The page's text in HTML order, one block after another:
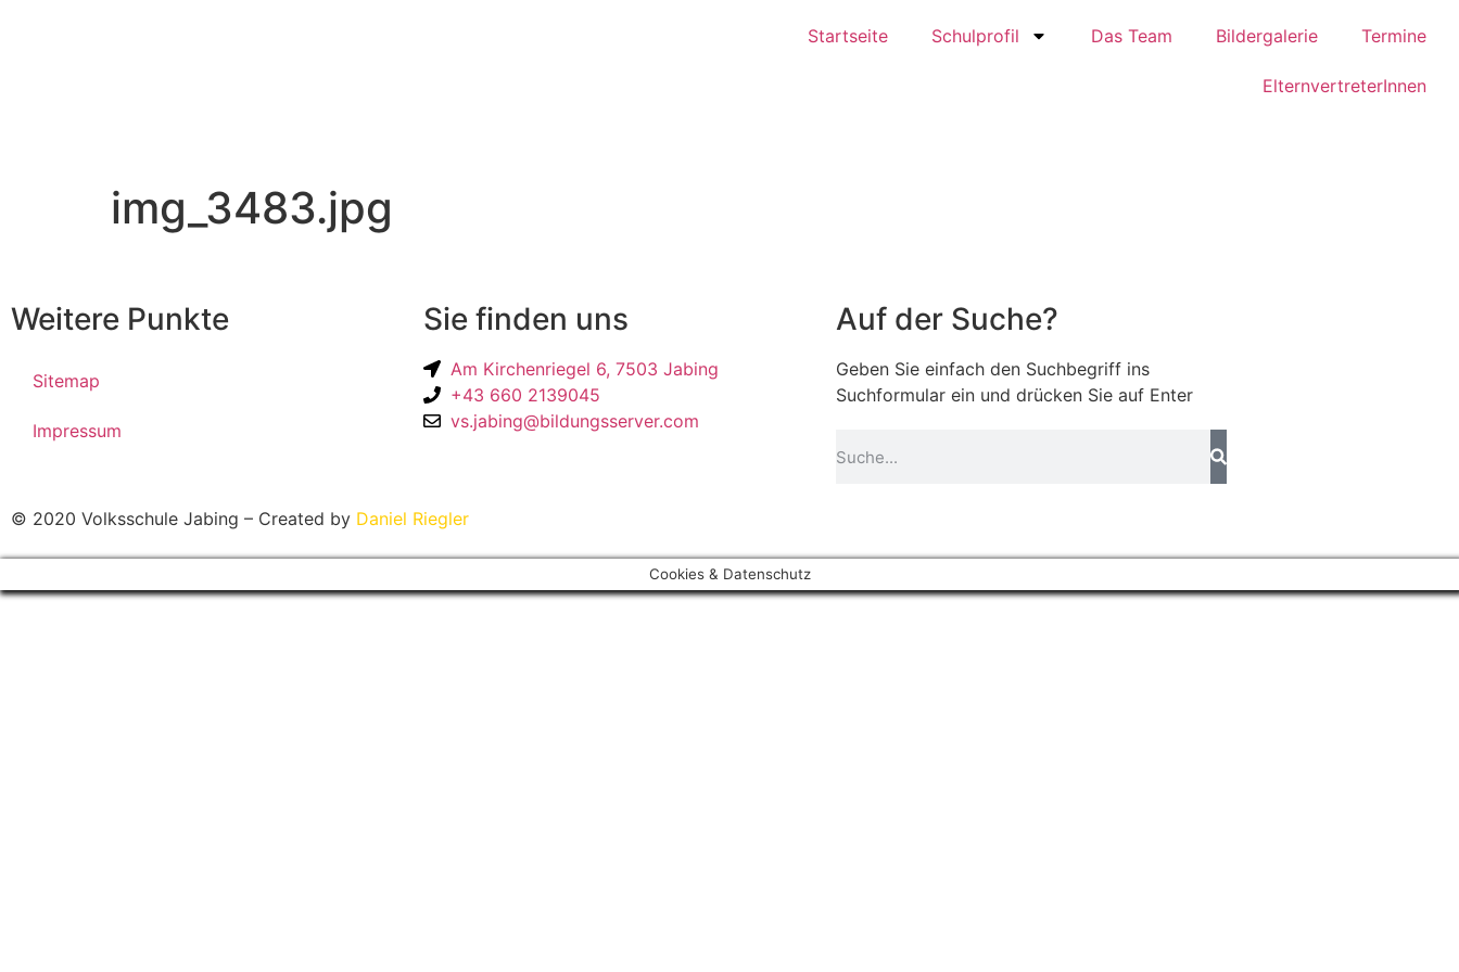
Startseite Schulprofil Das Team Bildergalerie Termine
ElternvertreterInnen
img_3483.jpg
Weitere Punkte
Sitemap
Impressum
Sie finden uns
Am Kirchenriegel 6, 7503 Jabing
+43 660 2139045
vs.jabing@bildungsserver.com
Auf der Suche?
Geben Sie einfach den Suchbegriff ins
Suchformular ein und drücken Sie auf Enter
© 2020 Volksschule Jabing – Created by Daniel Riegler
Cookies & Datenschutz